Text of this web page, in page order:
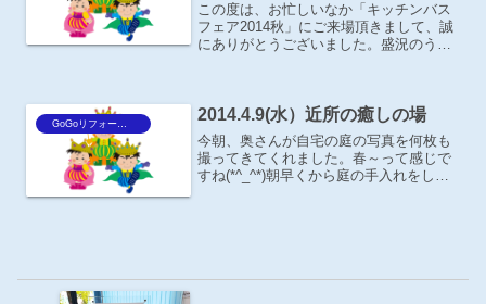
この度は、お忙しいなか「キッチンバス
フェア2014秋」にご来場頂きまして、誠
にありがとうございました。盛況のうち
イベントという事も...
2014.4.9(水）近所の癒しの場
今朝、奥さんが自宅の庭の写真を何枚も
撮ってきてくれました。春～って感じで
すね(*^_^*)朝早くから庭の手入れをして